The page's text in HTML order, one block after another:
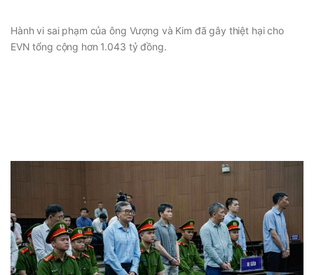
Hành vi sai phạm của ông Vượng và Kim đã gây thiệt hại cho
EVN tổng cộng hơn 1.043 tỷ đồng.